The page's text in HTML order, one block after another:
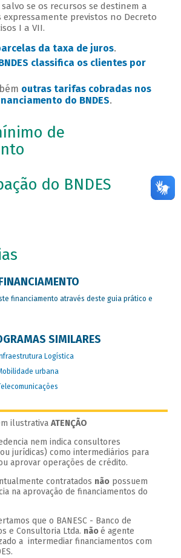
salvo se os recursos se destinem a
previstos no Decreto
I a VII.
da taxa de juros.
classifica os clientes por
outras tarifas cobradas nos
do BNDES.
de
do BNDES
financiamento através deste guia prático e
SIMILARES
Logística
urbana
ATENÇÃO
nem indica consultores
jurídicas) como intermediários para
aprovar operações de crédito.
contratados não possuem
na aprovação de financiamentos do
que o BANESC - Banco de
e Consultoria Ltda. nãoé agente
a intermediar financiamentos com